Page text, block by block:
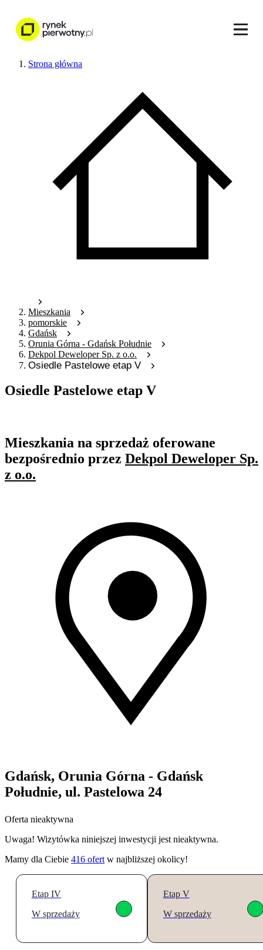
Strona główna
Mieszkania
pomorskie
Gdańsk
Orunia Górna - Gdańsk Południe
Dekpol Deweloper Sp. z o.o.
Osiedle Pastelowe etap V
Osiedle Pastelowe etap V
Mieszkania na sprzedaż oferowane
bezpośrednio przez Dekpol Deweloper Sp.
z o.o.
Gdańsk, Orunia Górna - Gdańsk
Południe, ul. Pastelowa 24
Oferta nieaktywna
Uwaga! Wizytówka niniejszej inwestycji jest nieaktywna.
Mamy dla Ciebie 416 ofert w najbliższej okolicy!
Etap IV
W sprzedaży
Etap V
W sprzedaży